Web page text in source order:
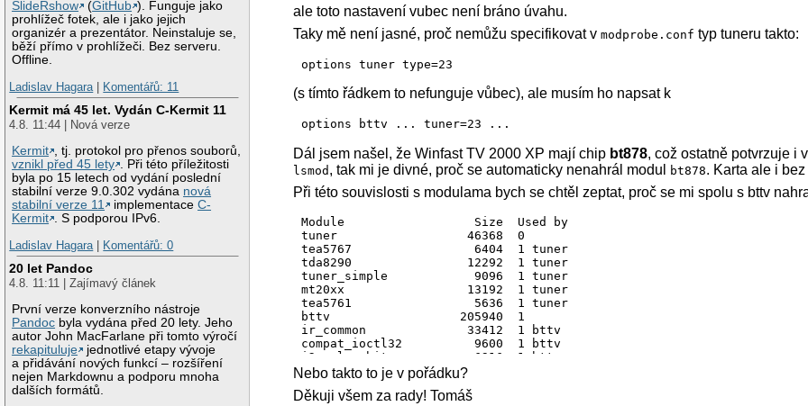
SlideRshow
(GitHub ). Funguje jako
prohlížeč fotek, ale i jako jejich
organizér a prezentátor. Neinstaluje se,
běží přímo v prohlížeči. Bez serveru.
Offline.
Ladislav Hagara | Komentářů: 11
Kermit má 45 let. Vydán C-Kermit 11
4.8. 11:44 | Nová verze
Kermit
, tj. protokol pro přenos souborů,
vznikl před 45 lety
. Při této příležitosti
byla po 15 letech od vydání poslední
stabilní verze 9.0.302 vydána nová
stabilní verze 11
implementaceC-
Kermit
. S podporou IPv6.
Ladislav Hagara | Komentářů: 0
20 let Pandoc
4.8. 11:11 | Zajímavý článek
První verze konverzního nástroje
Pandoc byla vydána před 20 lety. Jeho
autor John MacFarlane při tomto výročí
rekapituluje
jednotlivé etapy vývoje
a přidávání nových funkcí – rozšíření
nejen Markdownu a podporu mnoha
dalších formátů.
input: bttv IR (card=34) as /devices/pci0000:00/0000:00:04.0/
ale toto nastavení vubec není bráno úvahu.
Taky mě není jasné, proč nemůžu specifikovat vmodprobe.conf typ tuneru takto:
options tuner type=23
(s tímto řádkem to nefunguje vůbec), ale musím ho napsat k
options bttv ... tuner=23 ...
Dál jsem našel, že Winfast TV 2000 XP mají chip bt878, což ostatně potvrzuje i
lsmod , tak mi je divné, proč se automaticky nenahrál modul bt878. Karta ale i
Při této souvislosti s modulama bych se chtěl zeptat, proč se mi spolu s bttv
Module                  Size  Used by
tuner                  46368  0
tea5767                 6404  1 tuner
tda8290                12292  1 tuner
tuner_simple            9096  1 tuner
mt20xx                 13192  1 tuner
tea5761                 5636  1 tuner
bttv                  205940  1
ir_common              33412  1 bttv
compat_ioctl32          9600  1 bttv
i2c_algo_bit            6916  1 bttv
videobuf_dma_sg        13188  1 bttv
videobuf_core          17796  2 bttv,videobuf_dma_sg
btcx_risc               5128  1 bttv
Nebo takto to je v pořádku?
Děkuji všem za rady! Tomáš